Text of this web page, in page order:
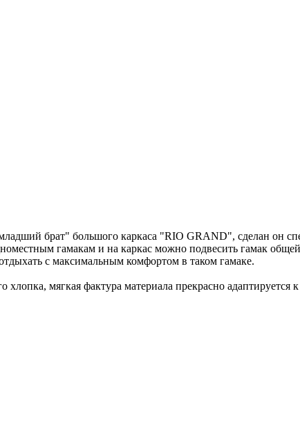
брат" большого каркаса "RIO GRAND", сделан он
гамакам и на каркас можно подвесить гамак
с максимальным комфортом в таком гамаке.
мягкая фактура материала прекрасно